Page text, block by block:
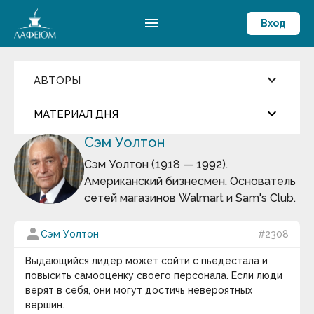
menu Вход
АВТОРЫ keyboard_arrow_down
close
Фильмы и Сериалы
Пословицы и поговорки
Аамир Кхан
Абрахам Маслоу
Абу-ль-Фарадж бин Харун
Август фон Платен
Авиценна
Авл Корнелий Цельс
Авраам Линкольн
Аврелий Августин
Адам Смит
Сэм Уолтон
Сэм Уолтон (1918 — 1992).
Американский бизнесмен. Основатель
сетей магазинов Walmart и Sam's Club.
personСэм Уолтон #2308
Выдающийся лидер может сойти с пьедестала и
повысить самооценку своего персонала. Если люди
верят в себя, они могут достичь невероятных
вершин.
МАТЕРИАЛ ДНЯ keyboard_arrow_down
Цитата дня
Андрей Кнышев
Сегодня ему исполнилось бы 500 лет…
keyboard_arrow_down
Термин дня
Массовые вымирания